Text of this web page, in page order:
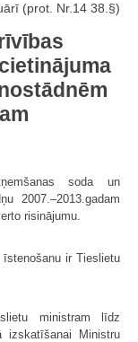
(prot. Nr.14 38.§)
soda un
2007.–2013.gadam
risinājumu.
ir Tieslietu
ministram līdz
izskatīšanai Ministru